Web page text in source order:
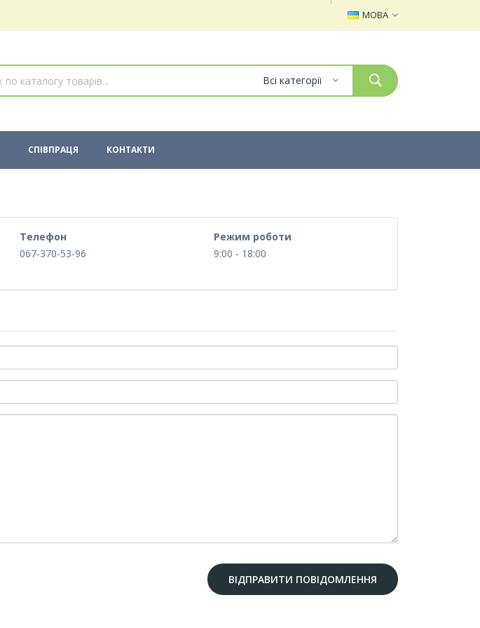
МОВА
Всі категорії
СПІВПРАЦЯ КОНТАКТИ
Телефон
067-370-53-96
Режим роботи
9:00 - 18:00